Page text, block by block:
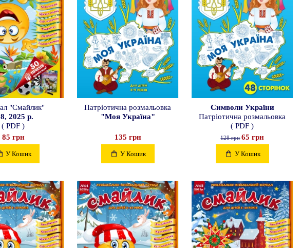
"Смайлик"
2025 р.
( PDF )
85 грн
У Кошик
Патріотична розмальовка
"Моя Україна"
135 грн
У Кошик
Символи України
Патріотична розмальовка
( PDF )
128 грн 65 грн
У Кошик